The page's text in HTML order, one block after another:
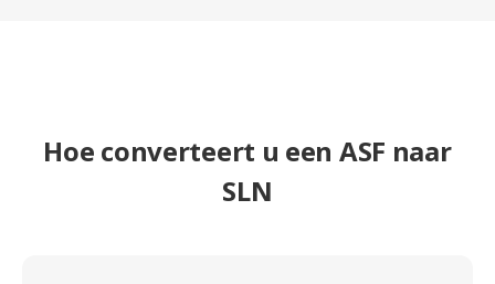
Hoe converteert u een ASF naar
SLN